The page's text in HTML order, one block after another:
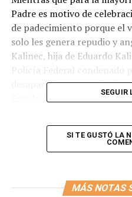
Padre es motivo de
de padecimiento porque
solo les genera repudio y
Kalinec, hija de Eduardo
Policía Federal condenado
desapariciones y
Estado de la última
Analía es maestra de
Además, cursa la carrera
SEGUIR
SI TE GUSTÓ LA
MÁS NOTAS